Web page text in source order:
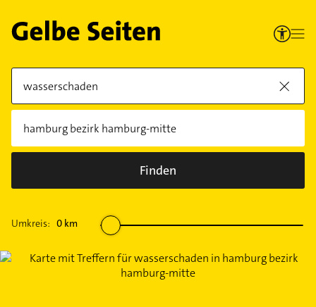
Finden
Umkreis: 0 km